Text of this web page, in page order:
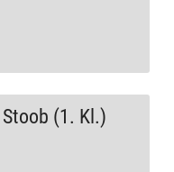
(1. Kl.)